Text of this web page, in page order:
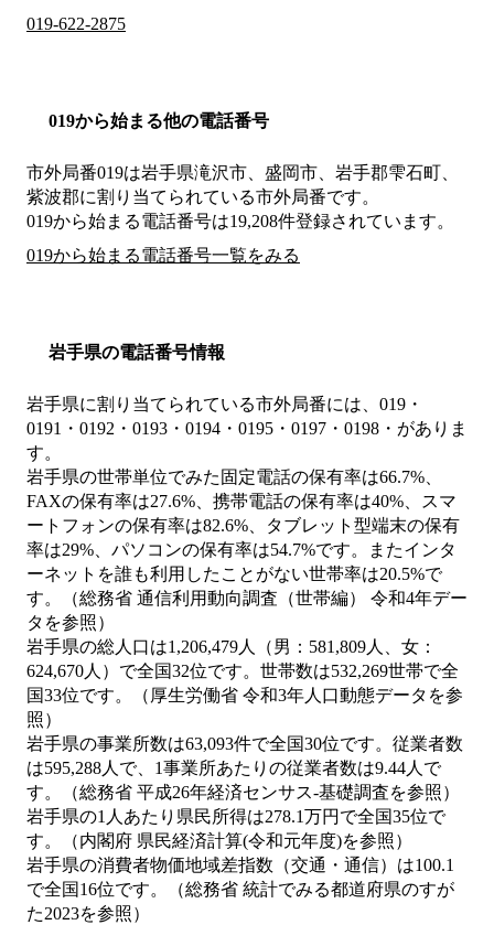
019-622-2875
019から始まる他の電話番号
市外局番019は岩手県滝沢市、盛岡市、岩手郡雫石町、
紫波郡に割り当てられている市外局番です。
019から始まる電話番号は19,208件登録されています。
019から始まる電話番号一覧をみる
岩手県の電話番号情報
岩手県に割り当てられている市外局番には、019・
0191・0192・0193・0194・0195・0197・0198・がありま
す。
岩手県の世帯単位でみた固定電話の保有率は66.7%、
FAXの保有率は27.6%、携帯電話の保有率は40%、スマ
ートフォンの保有率は82.6%、タブレット型端末の保有
率は29%、パソコンの保有率は54.7%です。またインタ
ーネットを誰も利用したことがない世帯率は20.5%で
す。（総務省 通信利用動向調査（世帯編） 令和4年デー
タを参照）
岩手県の総人口は1,206,479人（男：581,809人、女：
624,670人）で全国32位です。世帯数は532,269世帯で全
国33位です。（厚生労働省 令和3年人口動態データを参
照）
岩手県の事業所数は63,093件で全国30位です。従業者数
は595,288人で、1事業所あたりの従業者数は9.44人で
す。（総務省 平成26年経済センサス‐基礎調査を参照）
岩手県の1人あたり県民所得は278.1万円で全国35位で
す。（内閣府 県民経済計算(令和元年度)を参照）
岩手県の消費者物価地域差指数（交通・通信）は100.1
で全国16位です。（総務省 統計でみる都道府県のすが
た2023を参照）